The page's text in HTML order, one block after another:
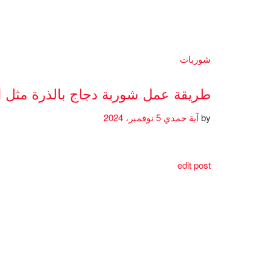
شوربات
طريقة عمل شوربة دجاج بالذرة مثل
byآية حمدي
edit post